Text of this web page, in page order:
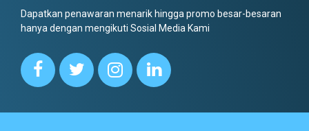
Dapatkan penawaran menarik hingga promo besar-besaran
hanya dengan mengikuti Sosial Media Kami